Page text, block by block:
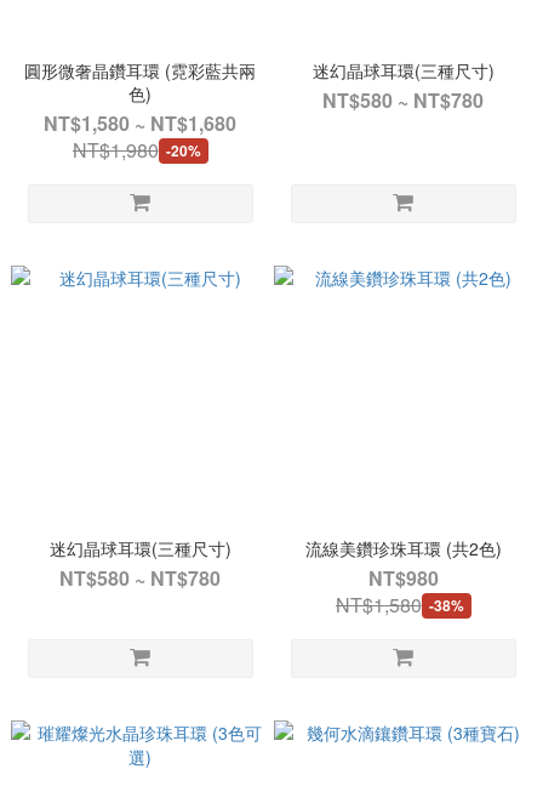
圓形微奢晶鑽耳環 (霓彩藍共兩
色)
NT$1,580 ~ NT$1,680
NT$1,980 -20%
迷幻晶球耳環(三種尺寸)
NT$580 ~ NT$780
迷幻晶球耳環(三種尺寸)
NT$580 ~ NT$780
流線美鑽珍珠耳環 (共2色)
NT$980
NT$1,580 -38%